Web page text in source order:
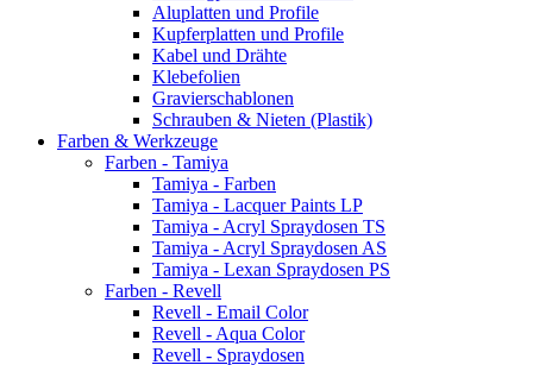
Aluplatten und Profile
Kupferplatten und Profile
Kabel und Drähte
Klebefolien
Gravierschablonen
Schrauben & Nieten (Plastik)
Farben & Werkzeuge
Farben - Tamiya
Tamiya - Farben
Tamiya - Lacquer Paints LP
Tamiya - Acryl Spraydosen TS
Tamiya - Acryl Spraydosen AS
Tamiya - Lexan Spraydosen PS
Farben - Revell
Revell - Email Color
Revell - Aqua Color
Revell - Spraydosen